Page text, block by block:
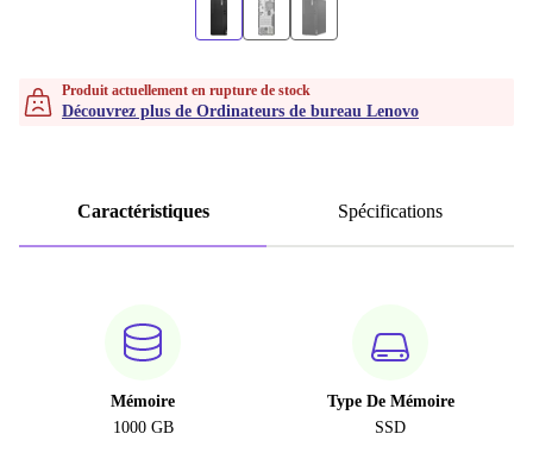
Produit actuellement en rupture de stock
Découvrez plus de Ordinateurs de bureau Lenovo
Caractéristiques Spécifications
Mémoire
1000 GB
Type De Mémoire
SSD